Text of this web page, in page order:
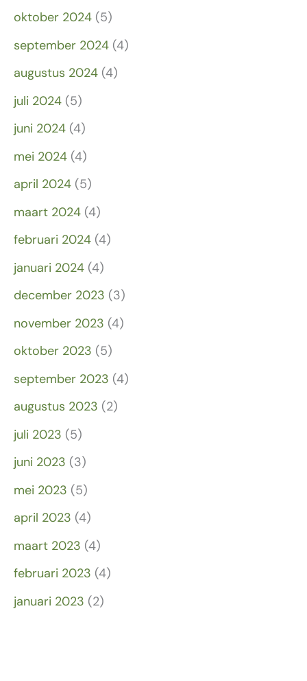
oktober 2024 (5)
september 2024 (4)
augustus 2024 (4)
juli 2024 (5)
juni 2024 (4)
mei 2024 (4)
april 2024 (5)
maart 2024 (4)
februari 2024 (4)
januari 2024 (4)
december 2023 (3)
november 2023 (4)
oktober 2023 (5)
september 2023 (4)
augustus 2023 (2)
juli 2023 (5)
juni 2023 (3)
mei 2023 (5)
april 2023 (4)
maart 2023 (4)
februari 2023 (4)
januari 2023 (2)